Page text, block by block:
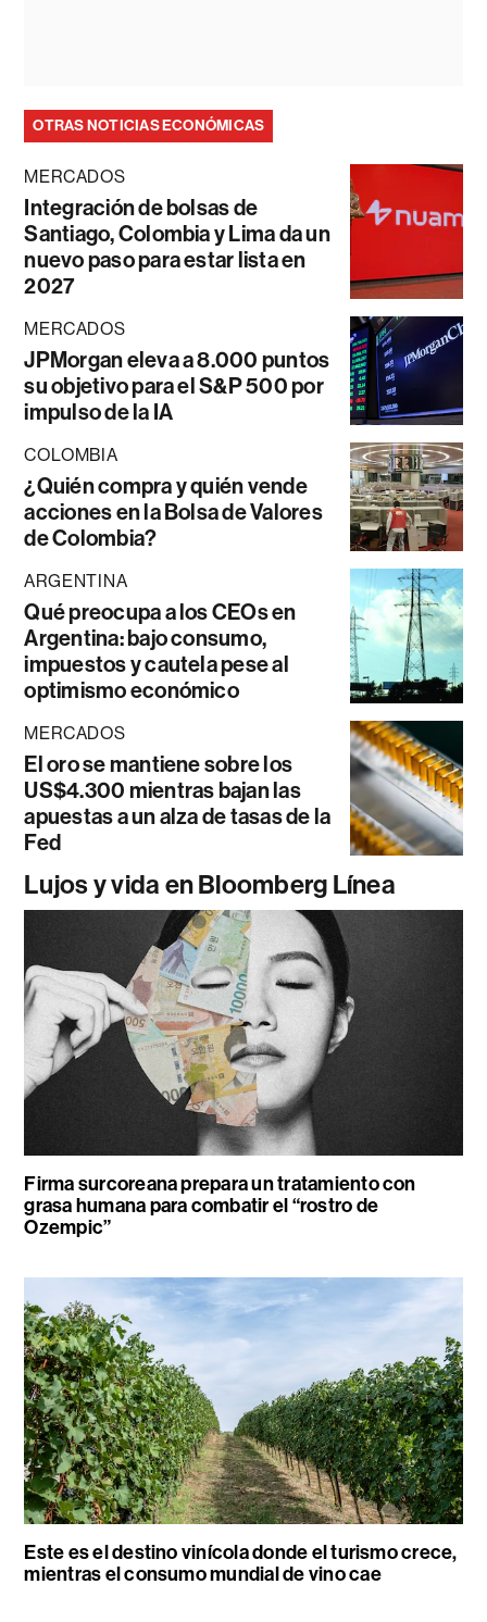
OTRAS NOTICIAS ECONÓMICAS
MERCADOS
Integración de bolsas de
Santiago, Colombia y Lima da un
nuevo paso para estar lista en
2027
MERCADOS
JPMorgan eleva a 8.000 puntos
su objetivo para el S&P 500 por
impulso de la IA
COLOMBIA
¿Quién compra y quién vende
acciones en la Bolsa de Valores
de Colombia?
ARGENTINA
Qué preocupa a los CEOs en
Argentina: bajo consumo,
impuestos y cautela pese al
optimismo económico
MERCADOS
El oro se mantiene sobre los
US$4.300 mientras bajan las
apuestas a un alza de tasas de la
Fed
Lujos y vida en Bloomberg Línea
Firma surcoreana prepara un tratamiento con
grasa humana para combatir el “rostro de
Ozempic”
Este es el destino vinícola donde el turismo crece,
mientras el consumo mundial de vino cae